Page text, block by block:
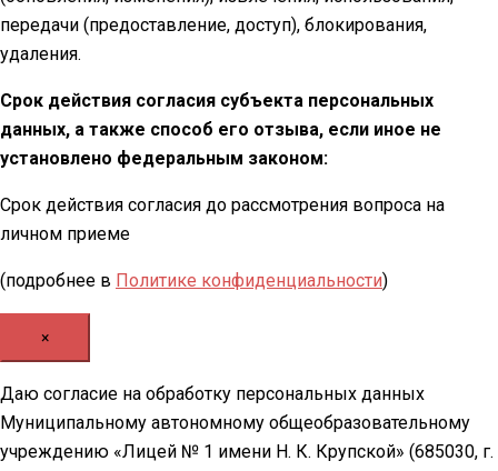
передачи (предоставление, доступ), блокирования,
удаления.
Срок действия согласия субъекта персональных
данных, а также способ его отзыва, если иное не
установлено федеральным законом:
Срок действия согласия до рассмотрения вопроса на
личном приеме
(подробнее в Политике конфиденциальности)
×
Даю согласие на обработку персональных данных
Муниципальному автономному общеобразовательному
учреждению «Лицей № 1 имени Н. К. Крупской» (685030, г.